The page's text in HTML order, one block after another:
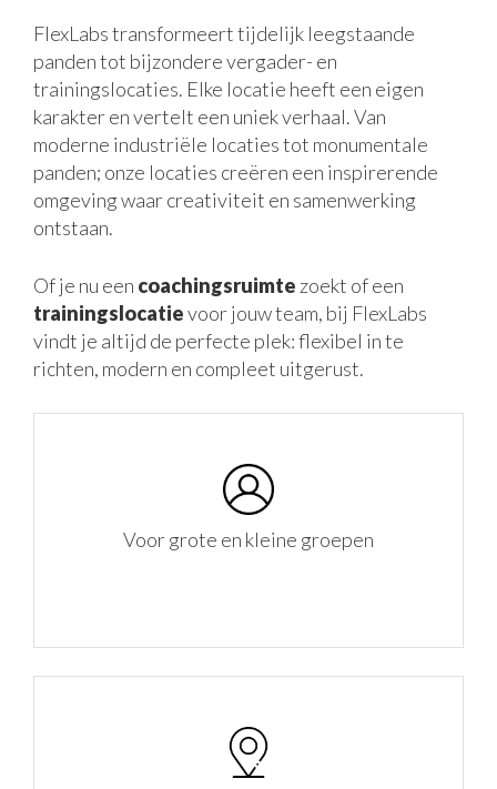
FlexLabs transformeert tijdelijk leegstaande
panden tot bijzondere vergader- en
trainingslocaties. Elke locatie heeft een eigen
karakter en vertelt een uniek verhaal. Van
moderne industriële locaties tot monumentale
panden; onze locaties creëren een inspirerende
omgeving waar creativiteit en samenwerking
ontstaan.
Of je nu een coachingsruimte zoekt of een
trainingslocatievoor jouw team, bij FlexLabs
vindt je altijd de perfecte plek: flexibel in te
richten, modern en compleet uitgerust.
Voor grote en kleine groepen